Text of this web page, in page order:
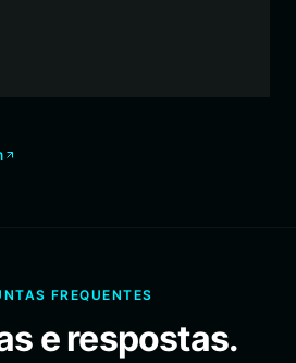
FREQUENTES
e respostas.